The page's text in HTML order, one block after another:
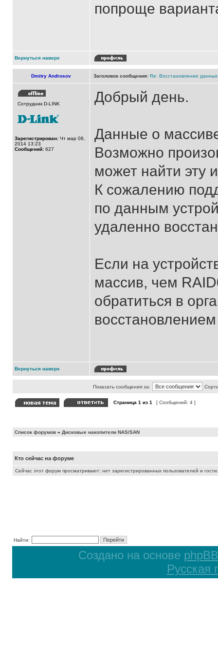
попроще
Вернуться наверх
Dmitry Androsov Заголовок сообщения: Re: Восстановление
Сотрудник D-LINK
Зарегистрирован: Чт мар 06,
2014 13:23
Сообщений: 627
Добрый день.
Данные о
Возможно
может найти эту
К сожалению
по данным
удаленно
Если на
массив, чем
обратиться в
Вернуться наверх
Показать сообщения за:
Страница 1 из 1 [ Сообщений: 4 ]
Список форумов » Дисковые накопители NAS/SAN
Кто сейчас на форуме
Сейчас этот форум просматривают: нет зарегистрированных пользователей и
Найти:
Создано на основе phpBB
Русская